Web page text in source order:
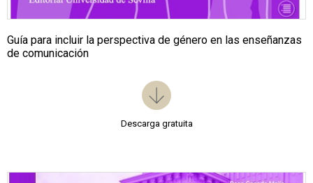
Guía para incluir la perspectiva de género en las enseñanzas
de comunicación
Descarga gratuita